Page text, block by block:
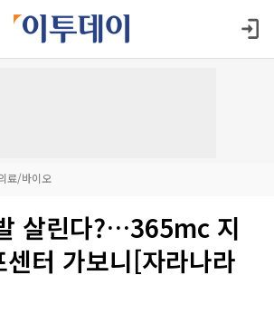
료/바이오
살린다?…365mc 지
센터 가보니[자라나라